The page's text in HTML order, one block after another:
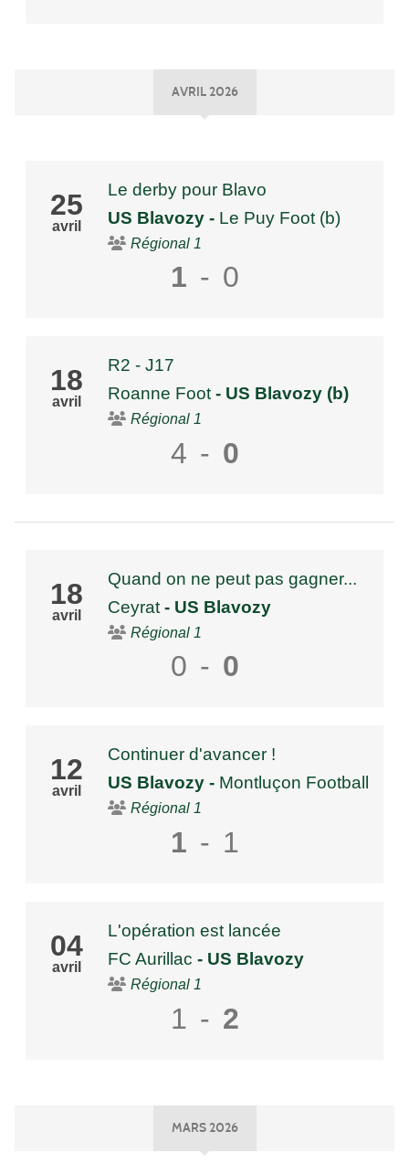
AVRIL 2026
25
avril
Le derby pour Blavo
US Blavozy - Le Puy Foot (b)
Régional 1
1 - 0
18
avril
R2 - J17
Roanne Foot- US Blavozy (b)
Régional 1
4 - 0
18
avril
Quand on ne peut pas gagner...
Ceyrat - US Blavozy
Régional 1
0 - 0
12
avril
Continuer d'avancer !
US Blavozy - Montluçon Football
Régional 1
1 - 1
04
avril
L'opération est lancée
FC Aurillac - US Blavozy
Régional 1
1 - 2
MARS 2026